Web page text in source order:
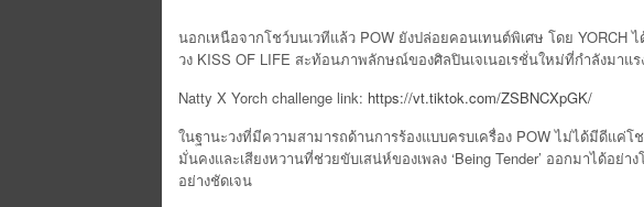
นอกเหนือจากโชว์บนเวทีแล้ว POW ยังปล่อยคอนเทนต์พิเศษ โดย YORCH
วง KISS OF LIFE สะท้อนภาพลักษณ์ของศิลปินเจเนอเรชั่นใหม่ที่กำลังมาแร
Natty X Yorch challenge link: https://vt.tiktok.com/ZSBNCXpGK/
ในฐานะวงที่มีความสามารถด้านการร้องแบบครบเครื่อง POW ไม่ได้มีดีแค่
มั่นคงและเสียงหวานที่ช่วยขับเสน่ห์ของเพลง ‘Being Tender’ ออกมาได้อย่
อย่างชัดเจน